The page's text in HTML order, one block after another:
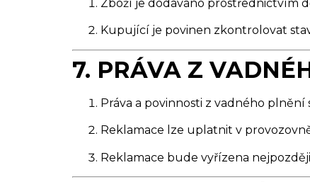
Zboží je dodáváno prostřednictvím
Kupující je povinen zkontrolovat
7. PRÁVA Z
Práva a povinnosti z vadného
Reklamace lze uplatnit v
Reklamace bude vyřízena